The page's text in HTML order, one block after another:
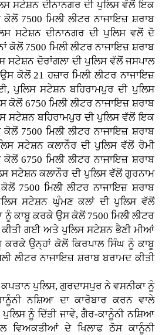
ਸਟੇਸ਼ਨ ਦੀਨਾਨਗਰ ਦੀ ਪੁਲਿਸ ਵੱਲੋਂ ਇਕ
7500 ਮਿਲੀ ਲੀਟਰ ਨਾਜਾਇਜ਼ ਸ਼ਰਾਬ
ਸਟੇਸ਼ਨ ਦੀਨਾਨਗਰ ਦੀ ਪੁਲਿਸ ਵਲੋਂ ਦੋ
7500 ਮਿਲੀ ਲੀਟਰ ਨਾਜਾਇਜ਼ ਸ਼ਰਾਬ
ਸਟੇਸ਼ਨ ਦੋਰਾਂਗਲਾ ਦੀ ਪੁਲਿਸ ਵੱਲੋਂ ਜਸਪਾਲ
ਕੋਲੋਂ 21 ਹਜ਼ਾਰ ਮਿਲੀ ਲੀਟਰ ਨਾਜਾਇਜ਼
ਪੁਲਿਸ ਸਟੇਸ਼ਨ ਬਹਿਰਾਮਪੁਰ ਦੀ ਪੁਲਿਸ
6750 ਮਿਲੀ ਲੀਟਰ ਨਾਜਾਇਜ਼ ਸ਼ਰਾਬ
ਸਟੇਸ਼ਨ ਬਹਿਰਾਮਪੁਰ ਦੀ ਪੁਲਿਸ ਵੱਲੋਂ ਇਕ
7500 ਮਿਲੀ ਲੀਟਰ ਨਾਜਾਇਜ਼ ਸ਼ਰਾਬ
ਸਟੇਸ਼ਨ ਕਲਾਨੌਰ ਦੀ ਪੁਲਿਸ ਵੱਲੋਂ ਰੋਮੀ
6750 ਮਿਲੀ ਲੀਟਰ ਨਾਜਾਇਜ਼ ਸ਼ਰਾਬ
ਸਟੇਸ਼ਨ ਕਲਾਨੌਰ ਦੀ ਪੁਲਿਸ ਵੱਲੋਂ ਗੁਰਨਾਮ
7500 ਮਿਲੀ ਲੀਟਰ ਨਾਜਾਇਜ਼ ਸ਼ਰਾਬ
ਸਟੇਸ਼ਨ ਘੁੰਮਣ ਕਲਾਂ ਦੀ ਪੁਲਿਸ ਵੱਲੋਂ
ਕਾਬੂ ਕਰਕੇ ਉਸ ਕੋਲੋਂ 7500 ਮਿਲੀ ਲੀਟਰ
ਕੀਤੀ ਗਈ ਅਤੇ ਪੁਲਿਸ ਸਟੇਸ਼ਨ ਭੈਣੀ ਮੀਆਂ
ਕਰਕੇ ਉਨ੍ਹਾਂ ਕੋਲੋਂ ਕਿਰਪਾਲ ਸਿੰਘ ਨੂੰ ਕਾਬੂ
ਲੀਟਰ ਨਾਜਾਇਜ਼ ਸ਼ਰਾਬ ਬਰਾਮਦ ਕੀਤੀ
ਪੁਲਿਸ, ਗੁਰਦਾਸਪੁਰ ਨੇ ਵਸਨੀਕਾ ਨੂੰ
ਨਸ਼ਿਆ ਦਾ ਕਾਰੋਬਾਰ ਕਰਨ ਵਾਲੇ
ਨੂੰ ਦਿੱਤੀ ਜਾਵੇ, ਗੈਰ-ਕਾਨੂੰਨੀ ਨਸ਼ਿਆ
ਵਿਅਕਤੀਆਂ ਦੇ ਖਿਲਾਫ ਠੋਸ ਕਾਨੂੰਨੀ